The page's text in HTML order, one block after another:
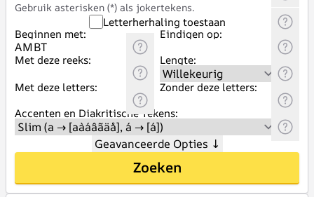
Gebruik asterisken (*) als jokertekens.
Letterherhaling toestaan
Beginnen met:
Eindigen op:
Met deze reeks:
Lengte:
Met deze letters:
Zonder deze letters:
Accenten en Diakritische Tekens:
Geavanceerde Opties ↓
Zoeken